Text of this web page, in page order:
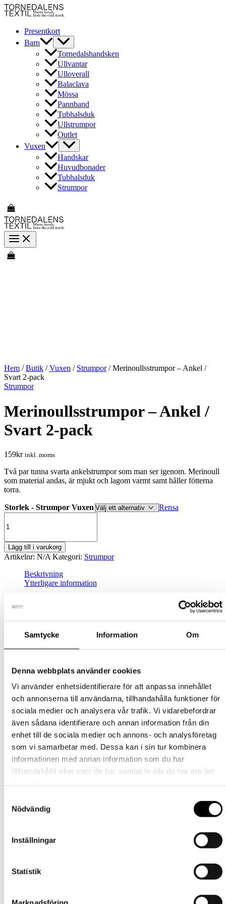
Samtycke Information Om
Denna webbplats använder cookies
Vi använder enhetsidentifierare för att anpassa innehållet
och annonserna till användarna, tillhandahålla funktioner för
sociala medier och analysera vår trafik. Vi vidarebefordrar
även sådana identifierare och annan information från din
enhet till de sociala medier och annons- och analysföretag
som vi samarbetar med. Dessa kan i sin tur kombinera
informationen med annan information som du har
tillhandahållit eller som de har samlat in när du har använt
Nödvändig
Inställningar
Statistik
Hoppa
till
Presentkort
Barn
Tornedalshandsken
Ullvantar
Ulloverall
Balaclava
Mössa
Pannband
Tubhalsduk
Ullstrumpor
Outlet
Vuxen
Handskar
Huvudbonader
Tubhalsduk
Strumpor
Hem /Butik /Vuxen / Strumpor/ Merinoullsstrumpor – Ankel /
Svart 2-pack
Strumpor
Merinoullsstrumpor – Ankel /
Svart 2-pack
159kr inkl. moms
Två par tunna svarta ankelstrumpor som man ser igenom. Merinoull
som material andas, är mjukt och lagom varmt samt håller fötterna
torra.
Storlek - Strumpor Vuxen
Rensa
/
Svart
2-
mängd
Lägg till i varukorg
Artikelnr: N/A Kategori: Strumpor
Beskrivning
Ytterligare information
Tillverkade i Finland som alla våra produkter och på den enda
sockfabriken i Europa som använder
NATIVA-merinoull. NATIVA-
62% Ull – Merino
Bra att veta:
vi förespråkar en förtvätt innan merinoullsstrumporna
tas i bruk.
oftast räcker det med endast vädring.
max 40 grader och fintvätt.
använd så låg centrifugering som möjligt.
användning av tvättpåsar sliter mindre på produkterna.
använd inte blek- eller sköljmedel.
körs ej i torktumlare eller torkprogram.
till ursprunglig storlek efter tvätt.
med lös resår /